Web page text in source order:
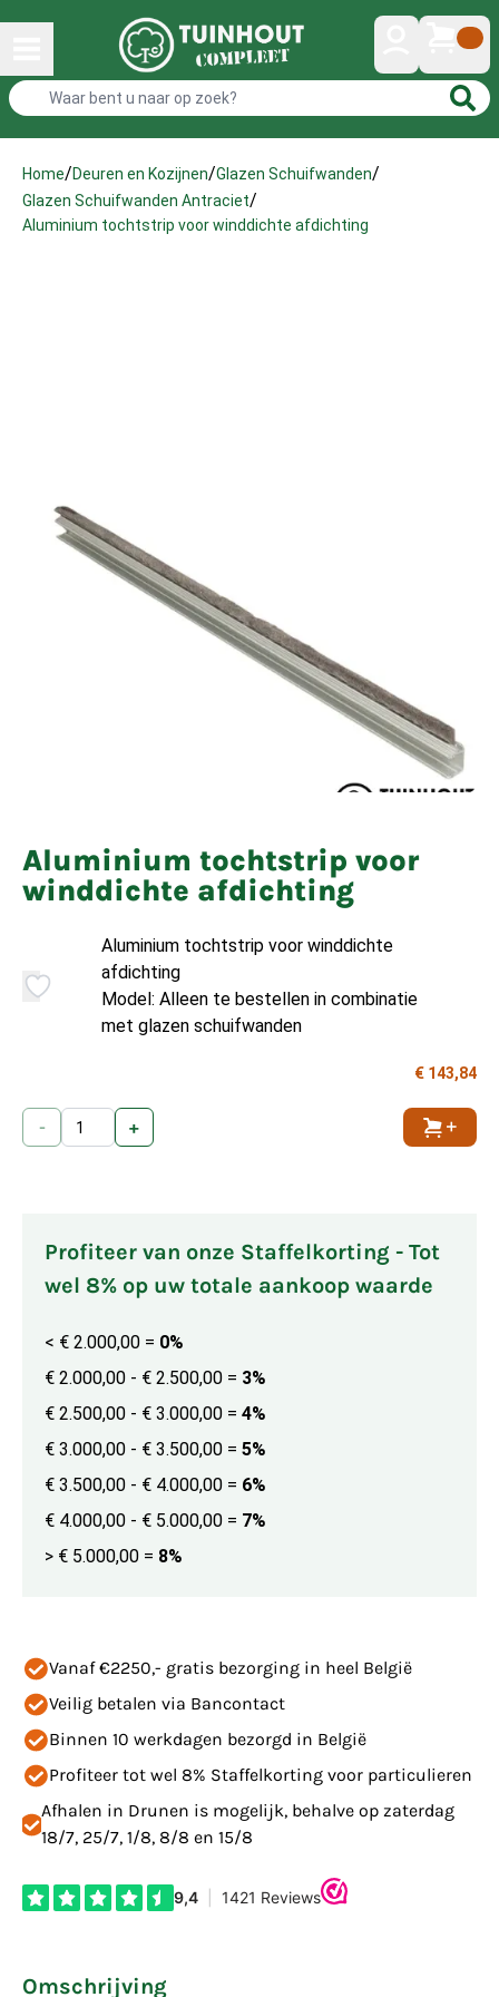
Home/Deuren en Kozijnen/Glazen Schuifwanden/
Glazen Schuifwanden Antraciet/
Aluminium tochtstrip voor winddichte afdichting
Aluminium tochtstrip voor
winddichte afdichting
Aluminium tochtstrip voor winddichte
afdichting
Model: Alleen te bestellen in combinatie
met glazen schuifwanden
€ 143,84
- +
Profiteer van onze Staffelkorting - Tot
wel 8% op uw totale aankoop waarde
< € 2.000,00 = 0%
€ 2.000,00 - € 2.500,00 = 3%
€ 2.500,00 - € 3.000,00 = 4%
€ 3.000,00 - € 3.500,00 = 5%
€ 3.500,00 - € 4.000,00 = 6%
€ 4.000,00 - € 5.000,00 = 7%
> € 5.000,00 = 8%
Vanaf €2250,- gratis bezorging in heel België
Veilig betalen via Bancontact
Binnen 10 werkdagen bezorgd in België
Profiteer tot wel 8% Staffelkorting voor particulieren
Afhalen in Drunen is mogelijk, behalve op zaterdag
18/7, 25/7, 1/8, 8/8 en 15/8
Omschrijving